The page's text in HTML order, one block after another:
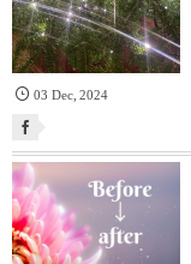
03 Dec,2024